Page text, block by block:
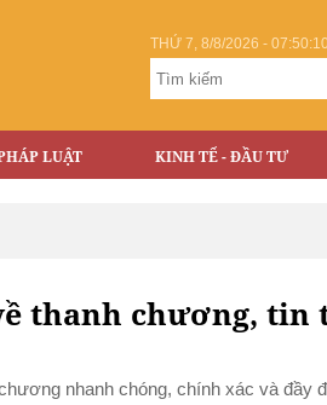
THỨ 7, 8/8/2026 -
LUẬT KINH TẾ - ĐẦU TƯ
thanh chương,
nhanh chóng, chính xác và đầy